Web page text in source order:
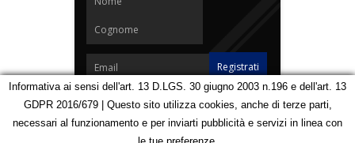
Homepage Notizie Speciali Eventi Foto Carnevale
Partners Contatti
Informativa ai sensi dell'art. 13 D.LGS. 30 giugno 2003 n.196 e dell'art. 13
GDPR 2016/679 | Questo sito utilizza cookies, anche di terze parti,
necessari al funzionamento e per inviarti pubblicità e servizi in linea con